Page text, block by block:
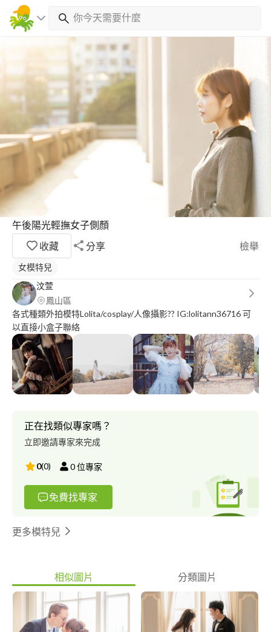
午後陽光輕撫女子側顏
收藏
分享 檢舉
女模特兒
汶萱
鳳山區
各式種類外拍模特Lolita/cosplay/人像攝影?? IG:lolitann36716 可
以直接小盒子聯絡
正在找類似專家嗎？
立即邀請專家來完成
0(0) 0位專家
免費找專家
更多模特兒
相似圖片 分類圖片